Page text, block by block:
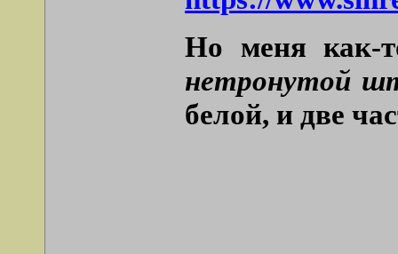
Но меня как-
нетронутой
белой, и две